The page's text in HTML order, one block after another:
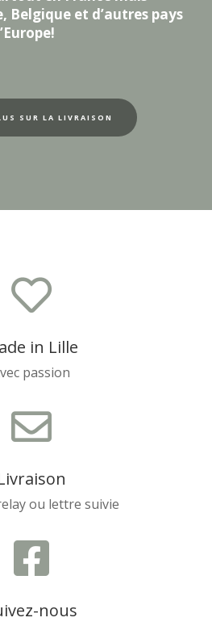
Belgique et d’autres pays
SUR LA LIVRAISON

in Lille
passion

ou lettre suivie

nous